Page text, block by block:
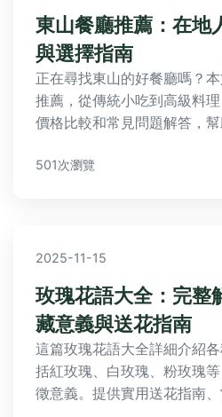
東山餐廳推薦：在地
與選擇指南
正在尋找東山的好餐廳嗎？
推薦，從傳統小吃到高級料理
價格比較和常見問題解答，
501次瀏覽
2025-11-15
玫瑰花語大全：完整
藏意義與送花指南
這篇玫瑰花語大全詳細介紹
括紅玫瑰、白玫瑰、粉玫瑰
徵意義。提供實用送花指南